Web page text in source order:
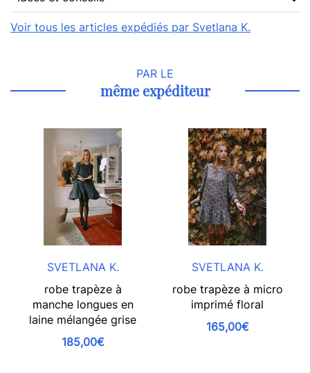
Voir tous les articles expédiés par Svetlana K.
PAR LE
même expéditeur
SVETLANA K.
robe trapèze à
manche longues en
laine mélangée grise
185,00€
SVETLANA K.
robe trapèze à micro
imprimé floral
165,00€